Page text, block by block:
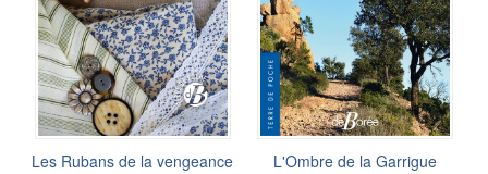
Les Rubans de la vengeance L'Ombre de la Garrigue